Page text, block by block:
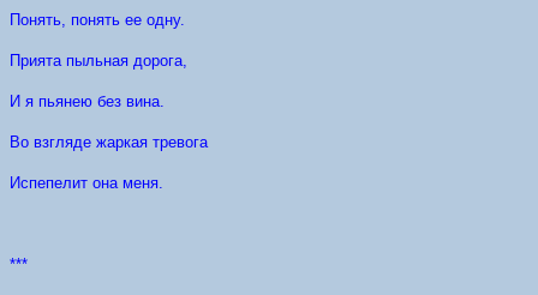
Понять, понять ее одну.
Прията пыльная дорога,
И я пьянею без вина.
Во взгляде жаркая тревога
Испепелит она меня.
***